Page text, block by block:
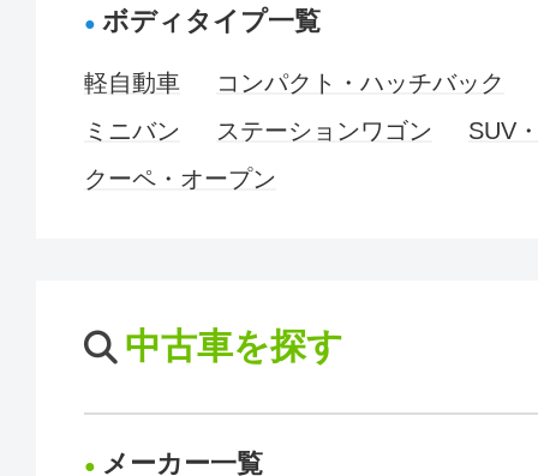
ボディタイプ一覧
軽自動車
コンパクト・ハッチバック
ミニバン
ステーションワゴン
SUV
クーペ・オープン
中古車を探す
メーカー一覧